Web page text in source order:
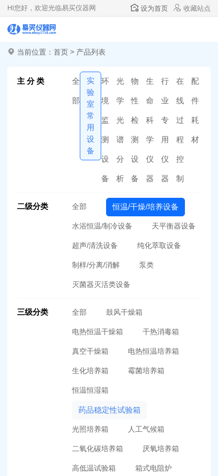
HI您好，欢迎光临易买仪器网 设为首页 收藏站点
当前位置： 首页 > 产品列表
主 分 类 全
部
实
验
室
常
用
设
备
环
境
监
测
设
备
光
学
光
谱
分
析
物
性
检
测
设
备
生
命
科
学
仪
器
行
业
专
用
仪
器
在
线
过
程
控
制
配
件
耗
材
二级分类 全部 恒温/干燥/培养设备
水浴恒温/制冷设备 天平衡器设备
超声/清洗设备 纯化萃取设备
制样/分离/消解 泵类
灭菌器灭活类设备
三级分类 全部 鼓风干燥箱
电热恒温干燥箱 干热消毒箱
真空干燥箱 电热恒温培养箱
生化培养箱 霉菌培养箱
恒温恒湿箱
药品稳定性试验箱
光照培养箱 人工气候箱
二氧化碳培养箱 厌氧培养箱
高低温试验箱 箱式电阻炉